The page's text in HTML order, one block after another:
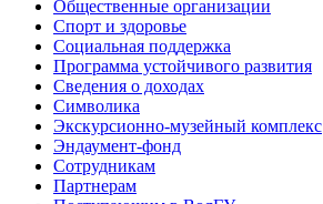
Общественные организации
Спорт и здоровье
Социальная поддержка
Программа устойчивого развития
Сведения о доходах
Символика
Экскурсионно-музейный комплекс
Эндаумент-фонд
Сотрудникам
Партнерам